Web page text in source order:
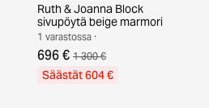
Ruth & Joanna Block
sivupöytä beige marmori
1 varastossa ·
696 € 1 300 €
Säästät 604 €